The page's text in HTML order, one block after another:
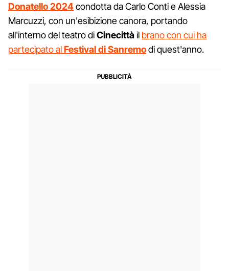
Donatello 2024condotta da Carlo Conti e Alessia
Marcuzzi, con un'esibizione canora, portando
all'interno del teatro diCinecittàil brano con cui ha
partecipato alFestival di Sanremodi quest'anno.